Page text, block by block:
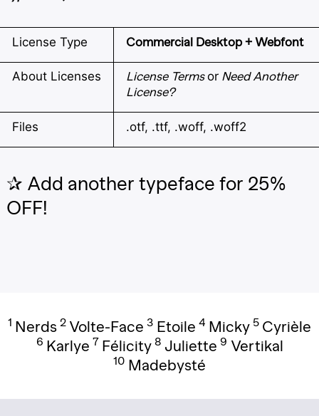
License Type Commercial Desktop + Webfont
About Licenses License Terms or Need Another
License?
Files .otf, .ttf, .woff, .woff2
✰ Add another typeface for 25%
OFF!
1 Nerds 2 Volte-Face 3 Etoile 4 Micky 5 Cyrièle
6 Karlye 7 Félicity 8 Juliette 9 Vertikal
10 Madebysté